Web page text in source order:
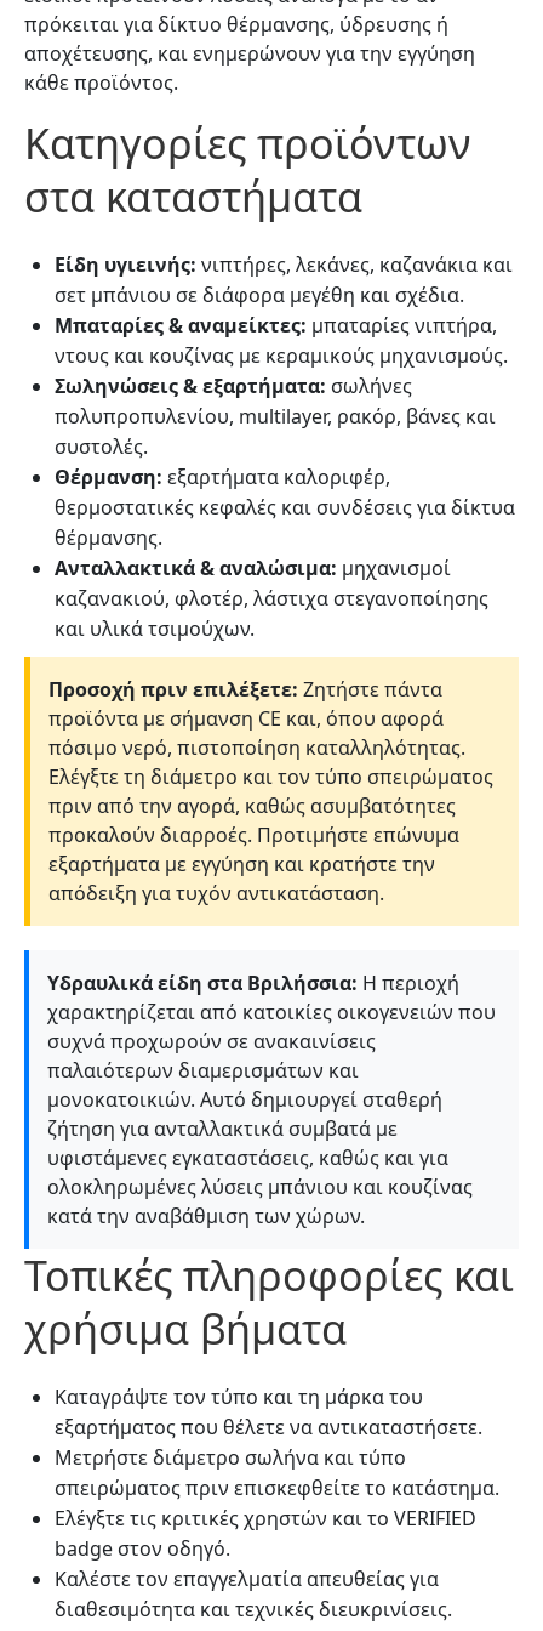
πρόκειται για δίκτυο θέρμανσης, ύδρευσης ή
αποχέτευσης, και ενημερώνουν για την εγγύηση
κάθε προϊόντος.
Κατηγορίες προϊόντων
στα καταστήματα
Είδη υγιεινής: νιπτήρες, λεκάνες, καζανάκια και
σετ μπάνιου σε διάφορα μεγέθη και σχέδια.
Μπαταρίες & αναμείκτες: μπαταρίες νιπτήρα,
ντους και κουζίνας με κεραμικούς μηχανισμούς.
Σωληνώσεις & εξαρτήματα: σωλήνες
πολυπροπυλενίου, multilayer, ρακόρ, βάνες και
συστολές.
Θέρμανση: εξαρτήματα καλοριφέρ,
θερμοστατικές κεφαλές και συνδέσεις για δίκτυα
θέρμανσης.
Ανταλλακτικά & αναλώσιμα: μηχανισμοί
καζανακιού, φλοτέρ, λάστιχα στεγανοποίησης
και υλικά τσιμούχων.
Προσοχή πριν επιλέξετε: Ζητήστε πάντα
προϊόντα με σήμανση CE και, όπου αφορά
πόσιμο νερό, πιστοποίηση καταλληλότητας.
Ελέγξτε τη διάμετρο και τον τύπο σπειρώματος
πριν από την αγορά, καθώς ασυμβατότητες
προκαλούν διαρροές. Προτιμήστε επώνυμα
εξαρτήματα με εγγύηση και κρατήστε την
απόδειξη για τυχόν αντικατάσταση.
Υδραυλικά είδη στα Βριλήσσια: Η περιοχή
χαρακτηρίζεται από κατοικίες οικογενειών που
συχνά προχωρούν σε ανακαινίσεις
παλαιότερων διαμερισμάτων και
μονοκατοικιών. Αυτό δημιουργεί σταθερή
ζήτηση για ανταλλακτικά συμβατά με
υφιστάμενες εγκαταστάσεις, καθώς και για
ολοκληρωμένες λύσεις μπάνιου και κουζίνας
κατά την αναβάθμιση των χώρων.
Τοπικές πληροφορίες και
χρήσιμα βήματα
Καταγράψτε τον τύπο και τη μάρκα του
εξαρτήματος που θέλετε να αντικαταστήσετε.
Μετρήστε διάμετρο σωλήνα και τύπο
σπειρώματος πριν επισκεφθείτε το κατάστημα.
Ελέγξτε τις κριτικές χρηστών και το VERIFIED
badge στον οδηγό.
Καλέστε τον επαγγελματία απευθείας για
διαθεσιμότητα και τεχνικές διευκρινίσεις.